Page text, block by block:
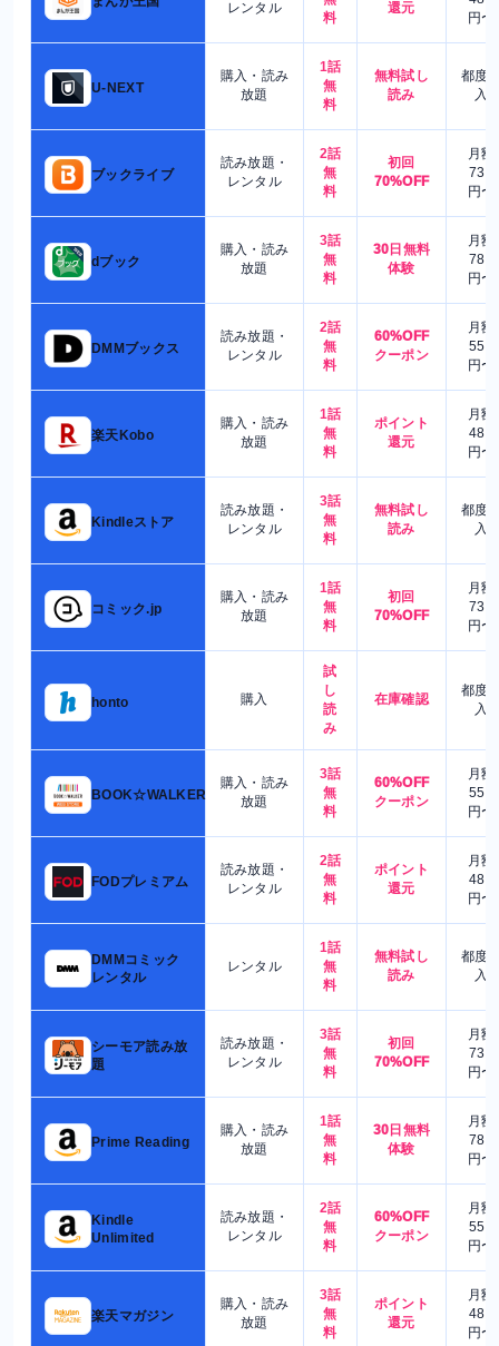
レンタル
料
還元
円〜
U-NEXT
購入・読み
放題
1話
無
料
無料試し
読み
都度
入
ブックライブ
読み放題・
レンタル
2話
無
料
初回
70%OFF
月額
730
円〜
dブック
購入・読み
放題
3話
無
料
30日無料
体験
月額
780
円〜
DMMブックス
読み放題・
レンタル
2話
無
料
60%OFF
クーポン
月額
550
円〜
楽天Kobo
購入・読み
放題
1話
無
料
ポイント
還元
月額
480
円〜
Kindleストア
読み放題・
レンタル
3話
無
料
無料試し
読み
都度
入
コミック.jp
購入・読み
放題
1話
無
料
初回
70%OFF
月額
730
円〜
honto 購入
試
し
読
み
在庫確認
都度
入
BOOK☆WALKER
購入・読み
放題
3話
無
料
60%OFF
クーポン
月額
550
円〜
FODプレミアム
読み放題・
レンタル
2話
無
料
ポイント
還元
月額
480
円〜
DMMコミック
レンタル
レンタル
1話
無
料
無料試し
読み
都度
入
シーモア読み放
題
読み放題・
レンタル
3話
無
料
初回
70%OFF
月額
730
円〜
Prime Reading
購入・読み
放題
1話
無
料
30日無料
体験
月額
780
円〜
Kindle
Unlimited
読み放題・
レンタル
2話
無
料
60%OFF
クーポン
月額
550
円〜
楽天マガジン
購入・読み
放題
3話
無
料
ポイント
還元
月額
480
円〜